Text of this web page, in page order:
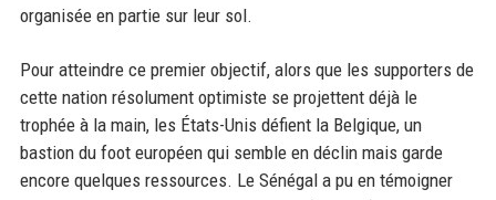
organisée en partie sur leur sol.
Pour atteindre ce premier objectif, alors que les supporters de
cette nation résolument optimiste se projettent déjà le
trophée à la main, les États-Unis défient la Belgique, un
bastion du foot européen qui semble en déclin mais garde
encore quelques ressources. Le Sénégal a pu en témoigner